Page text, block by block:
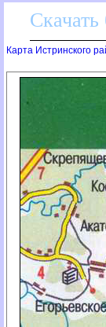
Карта Истринского